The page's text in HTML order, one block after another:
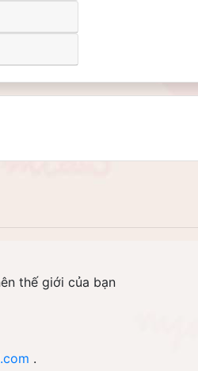
thế giới của bạn
.